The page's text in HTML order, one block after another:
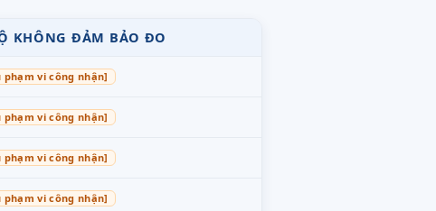
KHÔNG ĐẢM BẢO ĐO
vi công nhận]
vi công nhận]
vi công nhận]
vi công nhận]